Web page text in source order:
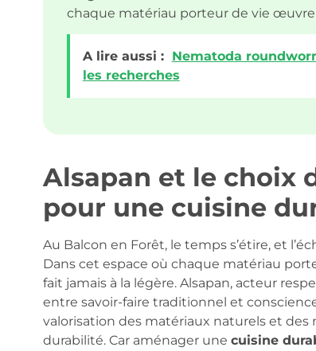
chaque matériau porteur de vie
A lire aussi : Nematoda
les recherches
Alsapan et le choix
pour une cuisine
Au Balcon en Forêt, le temps s’étire, et
Dans cet espace où chaque matériau
fait jamais à la légère. Alsapan, acteur
entre savoir-faire traditionnel et
valorisation des matériaux naturels et des
durabilité. Car aménager une cuisine